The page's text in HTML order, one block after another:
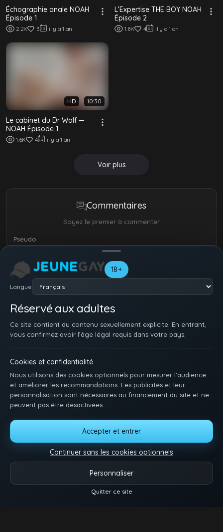
18+
Langue
Réservé aux adultes
Ce site contient du contenu sexuellement explicite. En entrant,
vous confirmez avoir l’âge légal requis dans votre pays.
Cookies et confidentialité
Nous utilisons des cookies optionnels pour mesurer l’audience
et améliorer les recommandations. Les publicités et leur
personnalisation sont nécessaires au financement du site et ne
peuvent pas être désactivées.
Accepter et entrer
Continuer sans les cookies optionnels
Personnaliser
Quitter ce site
Échographie anale NOAH
Épisode 1
2.2K 3 il y a 1 an
L’Expertise THE BOY NOAH
Épisode 2
1.8K 4 il y a 1 an
HD 10:30
Le cabinet du Dr Wolf —
NOAH Épisode 1
1.6K 4 il y a 1 an
Voir plus
Commentaires
Soyez le premier à commenter
Pseudo
ACCUEIL INSCRIPTION SE CONNECTER SUPPORT / CONTACT
CONDITIONS D'UTILISATION
DMCA
GÉRER LES COOKIES
Pose-toi et matte des minets qui baisent. Une idée, une envie ? Dis-nous tout.
Twink Tube- Tous droits réservés.
Reels